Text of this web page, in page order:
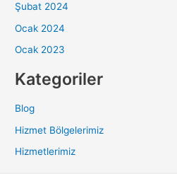
Şubat 2024
Ocak 2024
Ocak 2023
Kategoriler
Blog
Hizmet Bölgelerimiz
Hizmetlerimiz